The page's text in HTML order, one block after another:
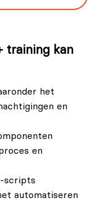
training kan
het
en
en
scripts
automatiseren